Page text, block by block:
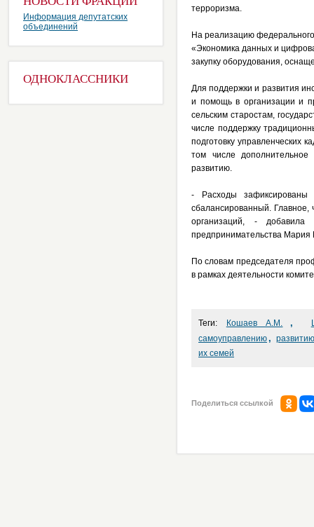
Информация депутатских
объединений
ОДНОКЛАССНИКИ
терроризма.
На реализацию
«Экономика данных и
закупку оборудования,
Для поддержки и развития
и помощь в организации и
сельским старостам,
числе поддержку
подготовку управленческих
том числе
развитию.
- Расходы
сбалансированный.
организаций, - добавила
предпринимательства Мария
По словам председателя
в рамках деятельности
Теги: Кошаев А.М. ,
самоуправлению ,
их семей
Поделиться ссылкой